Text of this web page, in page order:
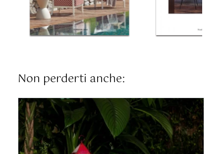
Non perderti anche: